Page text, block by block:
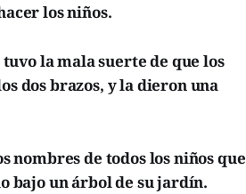
los niños.
la mala suerte de que los
dos brazos, y la dieron una
nombres de todos los niños que
bajo un árbol de su jardín.